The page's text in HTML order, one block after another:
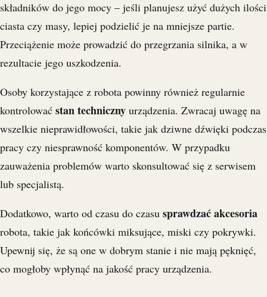
składników do jego mocy – jeśli planujesz użyć dużych ilości
ciasta czy masy, lepiej podzielić je na mniejsze partie.
Przeciążenie może prowadzić do przegrzania silnika, a w
rezultacie jego uszkodzenia.
Osoby korzystające z robota powinny również regularnie
kontrolować stan techniczny urządzenia. Zwracaj uwagę na
wszelkie nieprawidłowości, takie jak dziwne dźwięki podczas
pracy czy niesprawność komponentów. W przypadku
zauważenia problemów warto skonsultować się z serwisem
lub specjalistą.
Dodatkowo, warto od czasu do czasu sprawdzać akcesoria
robota, takie jak końcówki miksujące, miski czy pokrywki.
Upewnij się, że są one w dobrym stanie i nie mają pęknięć,
co mogłoby wpłynąć na jakość pracy urządzenia.